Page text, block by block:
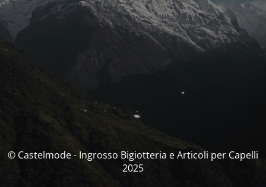
© Castelmode - Ingrosso Bigiotteria e Articoli per Capelli
2025